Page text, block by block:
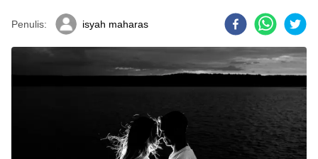
Penulis: isyah maharas